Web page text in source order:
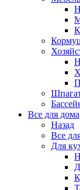
Все для дома
Назад
Все
Для